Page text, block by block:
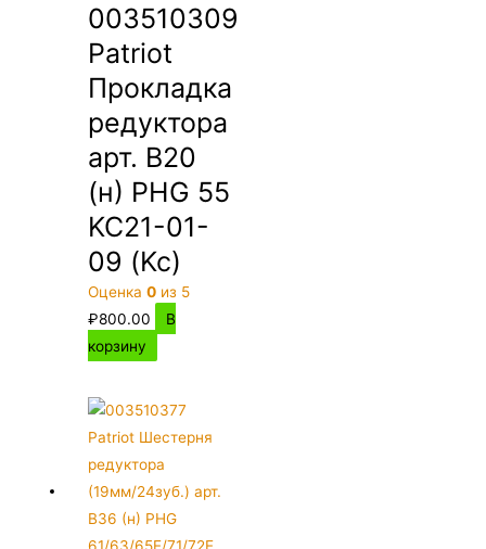
003510309
Patriot
Прокладка
редуктора
арт. B20
(н) PHG 55
KC21-01-
09 (Kc)
Оценка0 из 5
₽800.00
В
корзину